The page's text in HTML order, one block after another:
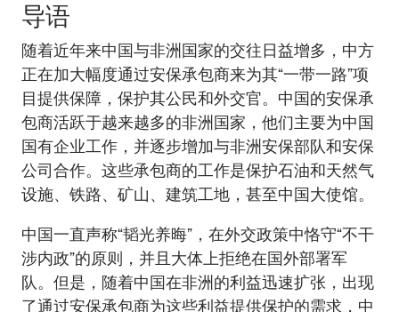
导语
随着近年来中国与非洲国家的交往日益增多，中方
正在加大幅度通过安保承包商来为其“一带一路”项
目提供保障，保护其公民和外交官。中国的安保承
包商活跃于越来越多的非洲国家，他们主要为中国
国有企业工作，并逐步增加与非洲安保部队和安保
公司合作。这些承包商的工作是保护石油和天然气
设施、铁路、矿山、建筑工地，甚至中国大使馆。
中国一直声称“韬光养晦”，在外交政策中恪守“不干
涉内政”的原则，并且大体上拒绝在国外部署军
队。但是，随着中国在非洲的利益迅速扩张，出现
了通过安保承包商为这些利益提供保护的需求，中